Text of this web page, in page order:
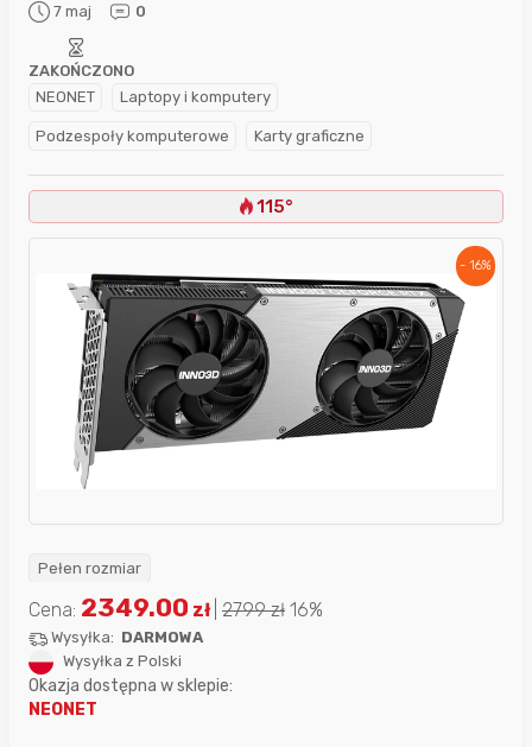
7 maj 0
NEONET Laptopy i komputery
Podzespoły komputerowe Karty graficzne
ZAKOŃCZONO
115°
- 16%
Pełen rozmiar
Cena: 2349.00 zł 2799zł 16%
Wysyłka: DARMOWA
Wysyłka z Polski
Okazja dostępna w sklepie:
NEONET